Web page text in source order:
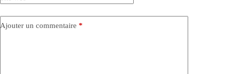
Ajouter un commentaire *